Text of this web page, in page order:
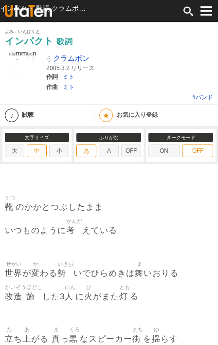
よみ：いんぱくと
インパクト 歌詞
クラムボン
2005.3.2 リリース
作詞
ミト
作曲
ミト
#バンド
試聴 ★ お気に入り登録
文字サイズ
大 中 小
ふりがな
あ A OFF
ダークモード
ON OFF
靴
くつ
のかかとつぶしたまま
いつものように考
かんが
えている
世界
せかい
が変
か
わる勢
いきお
いでひらめきは舞
ま
いおりる
改造
かいぞう
施
ほどこ
した3 人
にん
に火
ひ
がまた灯
とも
る
立
た
ち上
あ
がる 真
ま
っ黒
くろ
なスピーカー街
まち
を揺
ゆ
らす